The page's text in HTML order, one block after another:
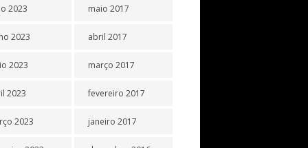
2023
2023
2023
2023
2023
maio 2017
abril 2017
março 2017
fevereiro 2017
janeiro 2017